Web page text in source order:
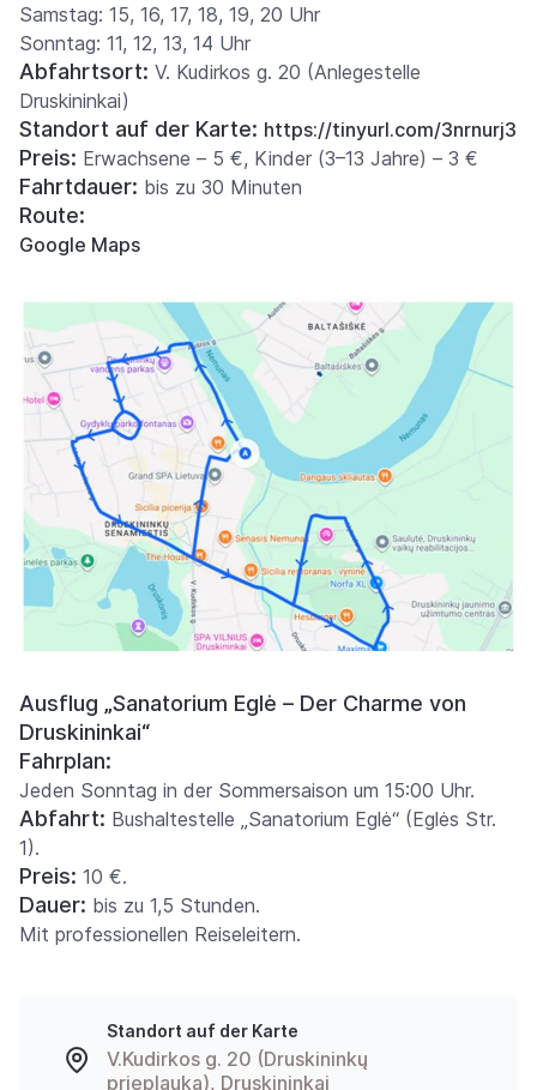
Samstag: 15, 16, 17, 18, 19, 20 Uhr
Sonntag: 11, 12, 13, 14 Uhr
Abfahrtsort: V. Kudirkos g. 20 (Anlegestelle
Druskininkai)
Standort auf der Karte: https://tinyurl.com/3nrnurj3
Preis: Erwachsene – 5 €, Kinder (3–13 Jahre) – 3 €
Fahrtdauer: bis zu 30 Minuten
Route:
Google Maps
Ausflug „Sanatorium Eglė – Der Charme von
Druskininkai“
Fahrplan:
Jeden Sonntag in der Sommersaison um 15:00 Uhr.
Abfahrt: Bushaltestelle „Sanatorium Eglė“ (Eglės Str.
1).
Preis: 10 €.
Dauer: bis zu 1,5 Stunden.
Mit professionellen Reiseleitern.
Standort auf der Karte
V.Kudirkos g. 20 (Druskininkų
prieplauka), Druskininkai